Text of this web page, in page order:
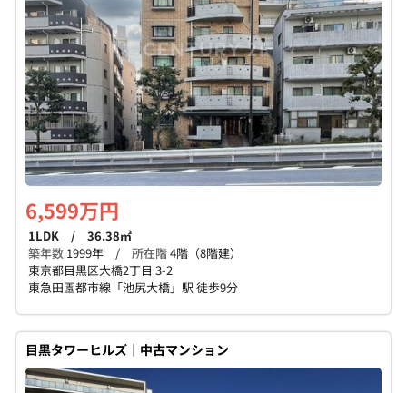
6,599万円
1LDK / 36.38㎡
築年数 1999年 / 所在階4階（8階建）
東京都目黒区大橋2丁目 3-2
東急田園都市線「池尻大橋」駅 徒歩9分
目黒タワーヒルズ｜中古マンション